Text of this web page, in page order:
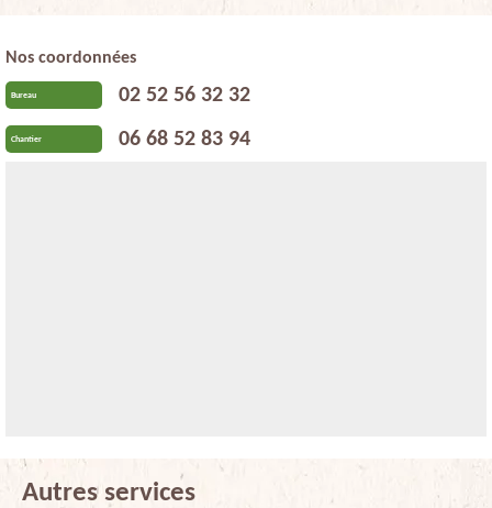
Nos coordonnées
Bureau 02 52 56 32 32
Chantier 06 68 52 83 94
Autres services